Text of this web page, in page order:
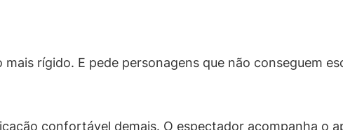
rígido. E pede personagens que não conseguem
confortável demais. O espectador acompanha o